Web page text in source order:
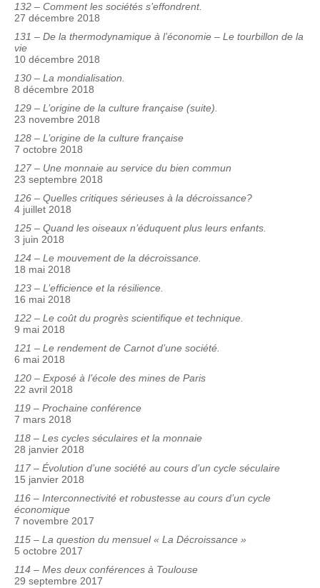
132 – Comment les sociétés s’effondrent.
27 décembre 2018
131 – De la thermodynamique à l’économie – Le tourbillon de la
vie
10 décembre 2018
130 – La mondialisation.
8 décembre 2018
129 – L’origine de la culture française (suite).
23 novembre 2018
128 – L’origine de la culture française
7 octobre 2018
127 – Une monnaie au service du bien commun
23 septembre 2018
126 – Quelles critiques sérieuses à la décroissance?
4 juillet 2018
125 – Quand les oiseaux n’éduquent plus leurs enfants.
3 juin 2018
124 – Le mouvement de la décroissance.
18 mai 2018
123 – L’efficience et la résilience.
16 mai 2018
122 – Le coût du progrès scientifique et technique.
9 mai 2018
121 – Le rendement de Carnot d’une société.
6 mai 2018
120 – Exposé à l’école des mines de Paris
22 avril 2018
119 – Prochaine conférence
7 mars 2018
118 – Les cycles séculaires et la monnaie
28 janvier 2018
117 – Évolution d’une société au cours d’un cycle séculaire
15 janvier 2018
116 – Interconnectivité et robustesse au cours d’un cycle
économique
7 novembre 2017
115 – La question du mensuel « La Décroissance »
5 octobre 2017
114 – Mes deux conférences à Toulouse
29 septembre 2017